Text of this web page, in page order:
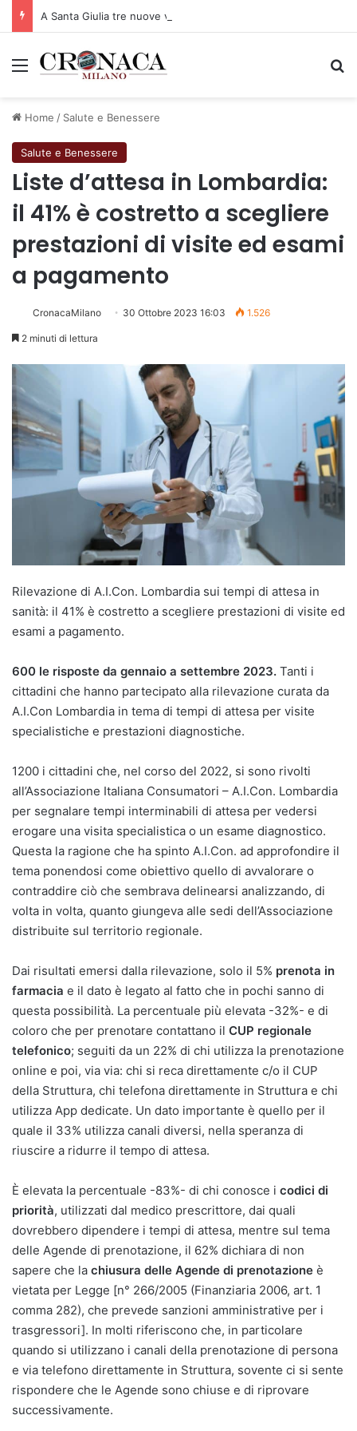
Menu
Home / Salute e Benessere
Salute e Benessere
Liste d’attesa in Lombardia:
il 41% è costretto a scegliere
prestazioni di visite ed esami
a pagamento
CronacaMilano 30 Ottobre 2023 16:03 1.526
2 minuti di lettura
Rilevazione di A.I.Con. Lombardia sui tempi di attesa in
sanità: il 41% è costretto a scegliere prestazioni di visite ed
esami a pagamento.
600 le risposte da gennaio a settembre 2023. Tanti i
cittadini che hanno partecipato alla rilevazione curata da
A.I.Con Lombardia in tema di tempi di attesa per visite
specialistiche e prestazioni diagnostiche.
1200 i cittadini che, nel corso del 2022, si sono rivolti
all’Associazione Italiana Consumatori – A.I.Con. Lombardia
per segnalare tempi interminabili di attesa per vedersi
erogare una visita specialistica o un esame diagnostico.
Questa la ragione che ha spinto A.I.Con. ad approfondire il
tema ponendosi come obiettivo quello di avvalorare o
contraddire ciò che sembrava delinearsi analizzando, di
volta in volta, quanto giungeva alle sedi dell’Associazione
distribuite sul territorio regionale.
Dai risultati emersi dalla rilevazione, solo il 5% prenota in
farmacia e il dato è legato al fatto che in pochi sanno di
questa possibilità. La percentuale più elevata -32%- e di
coloro che per prenotare contattano il CUP regionale
telefonico; seguiti da un 22% di chi utilizza la prenotazione
online e poi, via via: chi si reca direttamente c/o il CUP
della Struttura, chi telefona direttamente in Struttura e chi
utilizza App dedicate. Un dato importante è quello per il
quale il 33% utilizza canali diversi, nella speranza di
riuscire a ridurre il tempo di attesa.
È elevata la percentuale -83%- di chi conosce i codici di
priorità, utilizzati dal medico prescrittore, dai quali
dovrebbero dipendere i tempi di attesa, mentre sul tema
delle Agende di prenotazione, il 62% dichiara di non
sapere che la chiusura delle Agende di prenotazione è
vietata per Legge [n° 266/2005 (Finanziaria 2006, art. 1
comma 282), che prevede sanzioni amministrative per i
trasgressori]. In molti riferiscono che, in particolare
quando si utilizzano i canali della prenotazione di persona
e via telefono direttamente in Struttura, sovente ci si sente
rispondere che le Agende sono chiuse e di riprovare
successivamente.